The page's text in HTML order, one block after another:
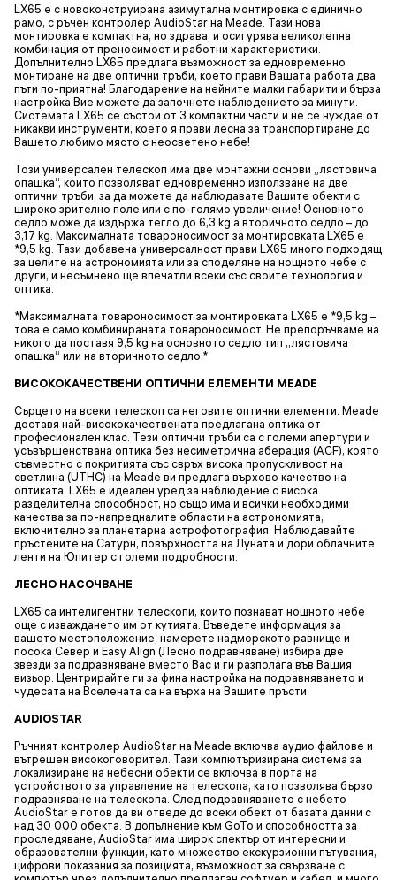
LX65 е с новоконструирана азимутална монтировка с единично
рамо, с ръчен контролер AudioStar на Meade. Тази нова
монтировка е компактна, но здрава, и осигурява великолепна
комбинация от преносимост и работни характеристики.
Допълнително LX65 предлага възможност за едновременно
монтиране на две оптични тръби, което прави Вашата работа два
пъти по-приятна! Благодарение на нейните малки габарити и бърза
настройка Вие можете да започнете наблюдението за минути.
Системата LX65 се състои от 3 компактни части и не се нуждае от
никакви инструменти, което я прави лесна за транспортиране до
Вашето любимо място с неосветено небе!
Този универсален телескоп има две монтажни основи „лястовича
опашка“, които позволяват едновременно използване на две
оптични тръби, за да можете да наблюдавате Вашите обекти с
широко зрително поле или с по-голямо увеличение! Основното
седло може да издържа тегло до 6,3 kg а вторичното седло – до
3,17 kg. Максималната товароносимост за монтировката LX65 е
*9,5 kg. Тази добавена универсалност прави LX65 много подходящ
за целите на астрономията или за споделяне на нощното небе с
други, и несъмнено ще впечатли всеки със своите технология и
оптика.
*Максималната товароносимост за монтировката LX65 е *9,5 kg –
това е само комбинираната товароносимост. Не препоръчваме на
никого да поставя 9,5 kg на основното седло тип „лястовича
опашка“ или на вторичното седло.*
ВИСОКОКАЧЕСТВЕНИ ОПТИЧНИ ЕЛЕМЕНТИ MEADE
Сърцето на всеки телескоп са неговите оптични елементи. Meade
доставя най-висококачествената предлагана оптика от
професионален клас. Тези оптични тръби са с големи апертури и
усъвършенствана оптика без несиметрична аберация (ACF), която
съвместно с покритията със свръх висока пропускливост на
светлина (UTHC) на Meade ви предлага върхово качество на
оптиката. LX65 е идеален уред за наблюдение с висока
разделителна способност, но също има и всички необходими
качества за по-напредналите области на астрономията,
включително за планетарна астрофотография. Наблюдавайте
пръстените на Сатурн, повърхността на Луната и дори облачните
ленти на Юпитер с големи подробности.
ЛЕСНО НАСОЧВАНЕ
LX65 са интелигентни телескопи, които познават нощното небе
още с изваждането им от кутията. Въведете информация за
вашето местоположение, намерете надморското равнище и
посока Север и Easy Align (Лесно подравняване) избира две
звезди за подравняване вместо Вас и ги разполага във Вашия
визьор. Центрирайте ги за фина настройка на подравняването и
чудесата на Вселената са на върха на Вашите пръсти.
AUDIOSTAR
Ръчният контролер AudioStar на Meade включва аудио файлове и
вътрешен високоговорител. Тази компютъризирана система за
локализиране на небесни обекти се включва в порта на
устройството за управление на телескопа, като позволява бързо
подравняване на телескопа. След подравняването с небето
AudioStar е готов да ви отведе до всеки обект от базата данни с
над 30 000 обекта. В допълнение към GoTo и способността за
проследяване, AudioStar има широк спектър от интересни и
образователни функции, като множество екскурзионни пътувания,
цифрови показания за позицията, възможност за свързване с